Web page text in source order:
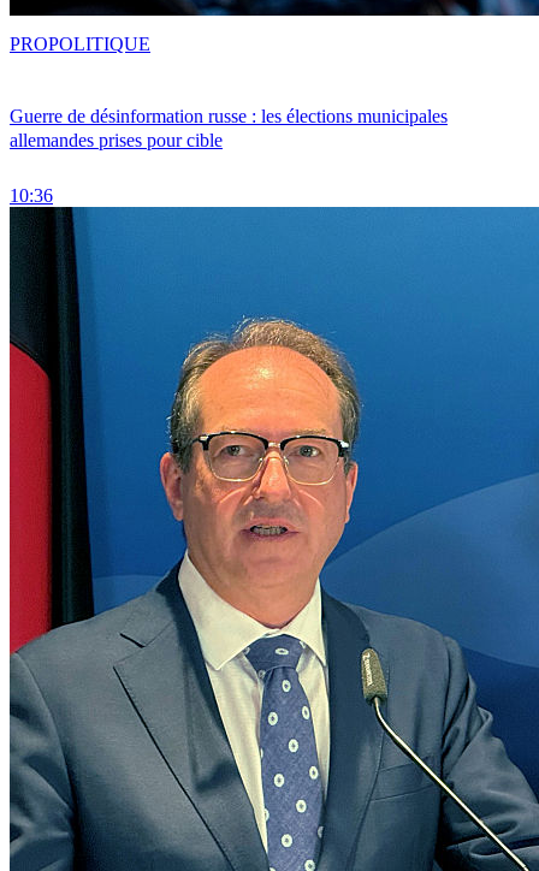
Guerre de désinformation russe : les élections municipales
allemandes prises pour cible
10:36
PROPOLITIQUE